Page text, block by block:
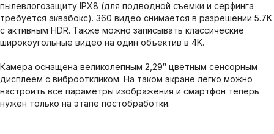
пылевлогозащиту IPX8 (для подводной съемки и серфинга
требуется аквабокс). 360 видео снимается в разрешении 5.7K
с активным HDR. Также можно записывать классические
широкоугольные видео на один объектив в 4K.
Камера оснащена великолепным 2,29″ цветным сенсорным
дисплеем с виброоткликом. На таком экране легко можно
настроить все параметры изображения и смартфон теперь
нужен только на этапе постобработки.